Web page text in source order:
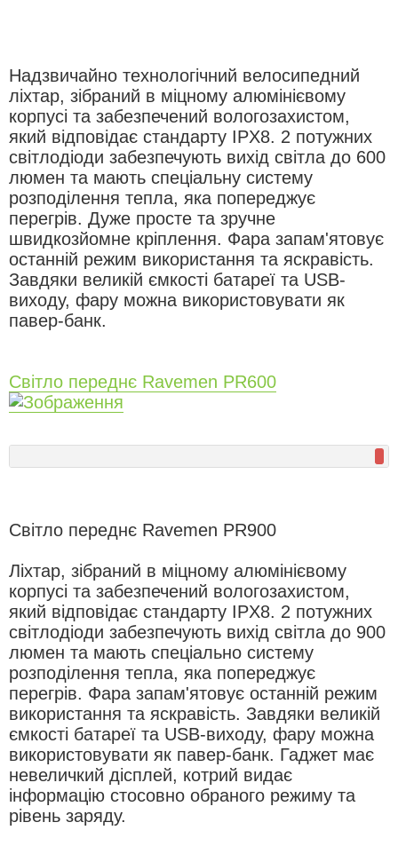
Надзвичайно технологічний велосипедний
ліхтар, зібраний в міцному алюмінієвому
корпусі та забезпечений вологозахистом,
який відповідає стандарту IPX8. 2 потужних
світлодіоди забезпечують вихід світла до 600
люмен та мають спеціальну систему
розподілення тепла, яка попереджує
перегрів. Дуже просте та зручне
швидкозйомне кріплення. Фара запам'ятовує
останній режим використання та яскравість.
Завдяки великій ємкості батареї та USB-
виходу, фару можна використовувати як
павер-банк.
Світло переднє Ravemen PR600
Світло переднє Ravemen PR900
Ліхтар, зібраний в міцному алюмінієвому
корпусі та забезпечений вологозахистом,
який відповідає стандарту IPX8. 2 потужних
світлодіоди забезпечують вихід світла до 900
люмен та мають спеціально систему
розподілення тепла, яка попереджує
перегрів. Фара запам'ятовує останній режим
використання та яскравість. Завдяки великій
ємкості батареї та USB-виходу, фару можна
використовувати як павер-банк. Гаджет має
невеличкий дісплей, котрий видає
інформацію стосовно обраного режиму та
рівень заряду.